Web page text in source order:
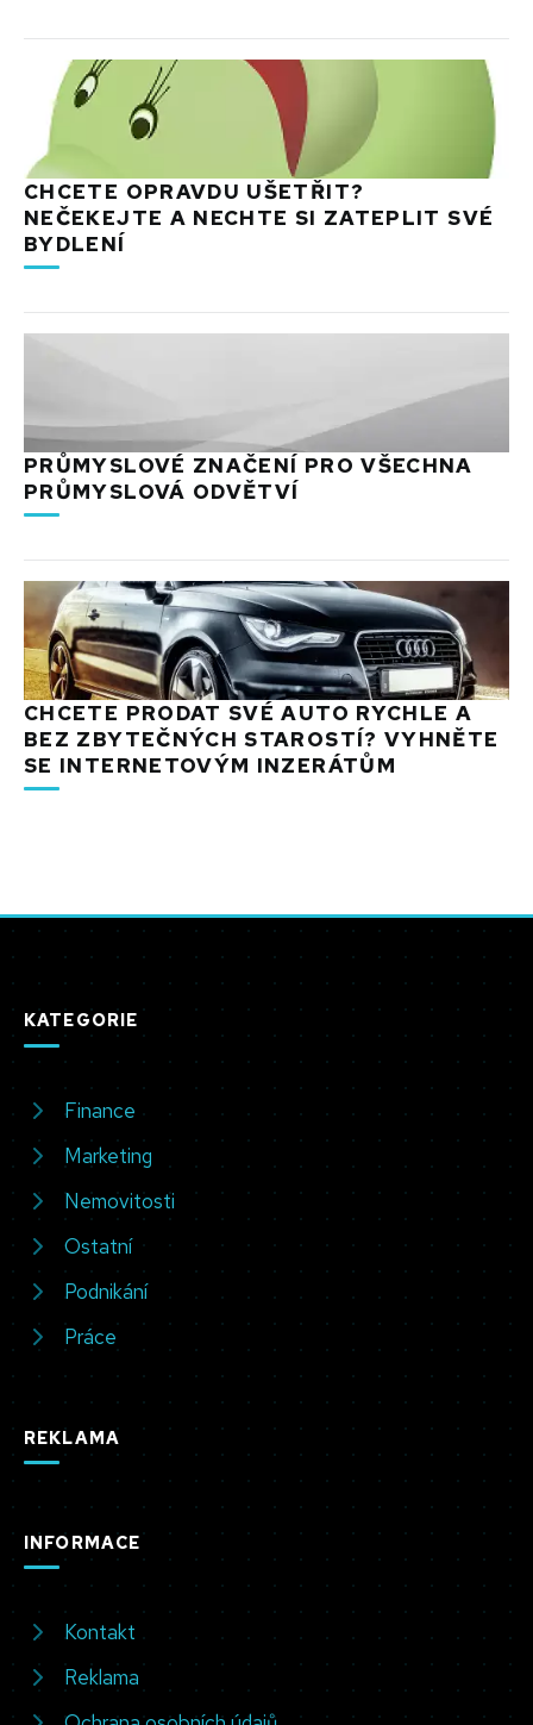
CHCETE OPRAVDU UŠETŘIT?
NEČEKEJTE A NECHTE SI ZATEPLIT SVÉ
BYDLENÍ
PRŮMYSLOVÉ ZNAČENÍ PRO VŠECHNA
PRŮMYSLOVÁ ODVĚTVÍ
CHCETE PRODAT SVÉ AUTO RYCHLE A
BEZ ZBYTEČNÝCH STAROSTÍ? VYHNĚTE
SE INTERNETOVÝM INZERÁTŮM
KATEGORIE
Finance
Marketing
Nemovitosti
Ostatní
Podnikání
Práce
REKLAMA
INFORMACE
Kontakt
Reklama